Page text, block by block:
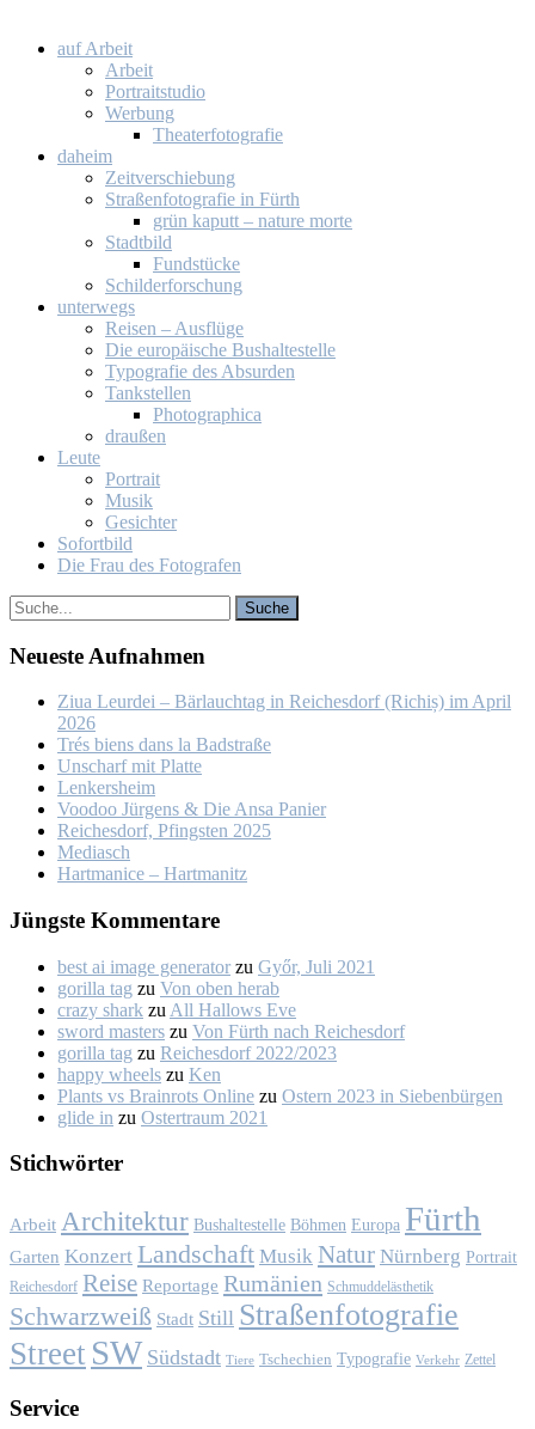
auf Ar­beit
Ar­beit
Por­trait­stu­dio
Wer­bung
Thea­ter­fo­to­gra­fie
da­heim
Zeit­ver­schie­bung
Stra­ßen­fo­to­gra­fie in Fürth
grün ka­putt – na­tu­re mor­te
Stadt­bild
Fund­stü­cke
Schil­der­for­schung
un­ter­wegs
Rei­sen – Aus­flü­ge
Die eu­ro­päi­sche Bus­hal­te­stel­le
Ty­po­gra­fie des Ab­sur­den
Tank­stel­len
Pho­to­gra­phi­ca
drau­ßen
Leu­te
Por­trait
Mu­sik
Ge­sich­ter
So­fort­bild
Die Frau des Fo­to­gra­fen
Neu­es­te Auf­nah­men
Ziua Leur­dei – Bär­lauch­tag in Rei­ches­dorf (Ri­chiș) im April
2026
Trés biens dans la Bad­stra­ße
Un­scharf mit Plat­te
Len­kers­heim
Voo­doo Jür­gens & Die An­sa Pa­nier
Rei­ches­dorf, Pfings­ten 2025
Me­dia­sch
Hart­ma­nice – Hart­ma­nitz
Jüngs­te Kom­men­ta­re
best ai image generator zu Győr, Ju­li 2021
gorilla tag zu Von oben her­ab
crazy shark zu All Hal­lows Eve
sword masters zu Von Fürth nach Rei­ches­dorf
gorilla tag zu Rei­ches­dorf 2022/2023
happy wheels zu Ken
Plants vs Brainrots Online zu Os­tern 2023 in Sie­ben­bür­gen
glide in zu Os­ter­traum 2021
Stich­wör­ter
Arbeit Architektur Bushaltestelle Böhmen Europa Fürth
Garten Konzert Landschaft Musik Natur Nürnberg Portrait
Reichesdorf Reise Reportage Rumänien Schmuddelästhetik
Schwarzweiß Stadt Still Straßenfotografie
Street SW Südstadt Tiere Tschechien Typografie Verkehr Zettel
Ser­vice